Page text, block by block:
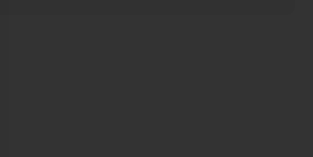
kann. Die erste Service-Gruppe